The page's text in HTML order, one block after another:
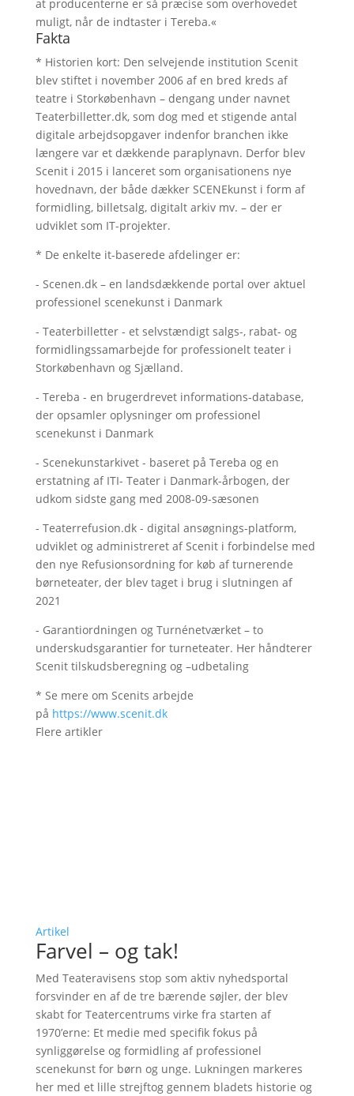
at producenterne er så præcise som overhovedet
muligt, når de indtaster i Tereba.«
Fakta
* Historien kort: Den selvejende institution Scenit
blev stiftet i november 2006 af en bred kreds af
teatre i Storkøbenhavn – dengang under navnet
Teaterbilletter.dk, som dog med et stigende antal
digitale arbejdsopgaver indenfor branchen ikke
længere var et dækkende paraplynavn. Derfor blev
Scenit i 2015 i lanceret som organisationens nye
hovednavn, der både dækker SCENEkunst i form af
formidling, billetsalg, digitalt arkiv mv. – der er
udviklet som IT-projekter.
* De enkelte it-baserede afdelinger er:
- Scenen.dk – en landsdækkende portal over aktuel
professionel scenekunst i Danmark
- Teaterbilletter - et selvstændigt salgs-, rabat- og
formidlingssamarbejde for professionelt teater i
Storkøbenhavn og Sjælland.
- Tereba - en brugerdrevet informations-database,
der opsamler oplysninger om professionel
scenekunst i Danmark
- Scenekunstarkivet - baseret på Tereba og en
erstatning af ITI- Teater i Danmark-årbogen, der
udkom sidste gang med 2008-09-sæsonen
- Teaterrefusion.dk - digital ansøgnings-platform,
udviklet og administreret af Scenit i forbindelse med
den nye Refusionsordning for køb af turnerende
børneteater, der blev taget i brug i slutningen af
2021
- Garantiordningen og Turnénetværket – to
underskudsgarantier for turneteater. Her håndterer
Scenit tilskudsberegning og –udbetaling
* Se mere om Scenits arbejde
på https://www.scenit.dk
Flere artikler
Artikel
Farvel – og tak!
Med Teateravisens stop som aktiv nyhedsportal
forsvinder en af de tre bærende søjler, der blev
skabt for Teatercentrums virke fra starten af
1970’erne: Et medie med specifik fokus på
synliggørelse og formidling af professionel
scenekunst for børn og unge. Lukningen markeres
her med et lille strejftog gennem bladets historie og